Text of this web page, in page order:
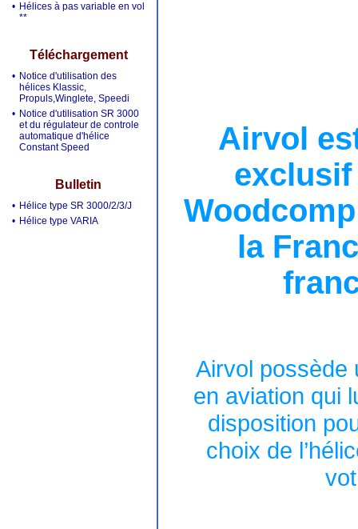
• Hélices à pas variable en vol
**
Téléchargement
• Notice d'utilisation des
hélices Klassic,
Propuls,Winglete, Speedi
• Notice d'utilisation SR 3000
et du régulateur de controle
automatique d'hélice
Constant Speed
Bulletin
• Hélice type SR 3000/2/3/J
• Hélice type VARIA
Airvol
la
Airvol possède
en aviation qui
disposition
choix de